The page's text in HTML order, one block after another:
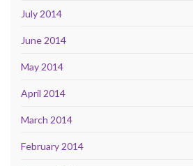
July 2014
June 2014
May 2014
April 2014
March 2014
February 2014